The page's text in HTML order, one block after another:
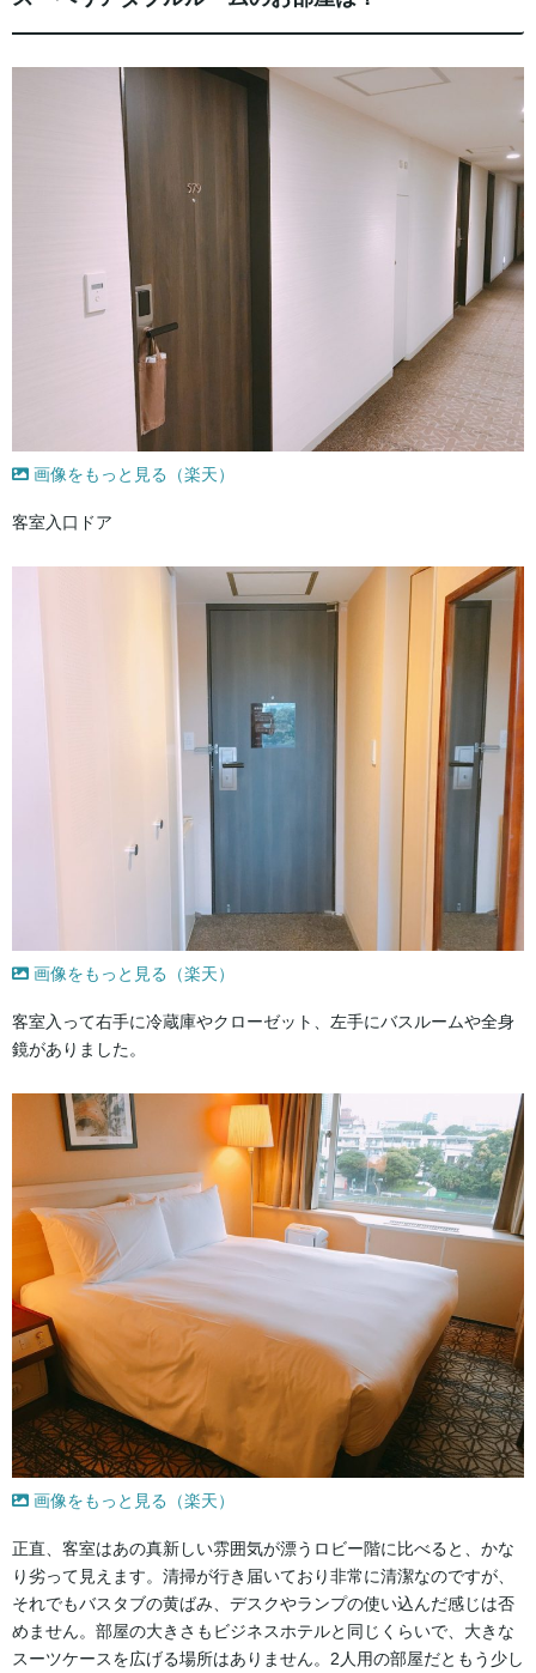
画像をもっと見る（楽天）
客室入口ドア
画像をもっと見る（楽天）
客室入って右手に冷蔵庫やクローゼット、左手にバスルームや全身
鏡がありました。
画像をもっと見る（楽天）
正直、客室はあの真新しい雰囲気が漂うロビー階に比べると、かな
り劣って見えます。清掃が行き届いており非常に清潔なのですが、
それでもバスタブの黄ばみ、デスクやランプの使い込んだ感じは否
めません。部屋の大きさもビジネスホテルと同じくらいで、大きな
スーツケースを広げる場所はありません。2人用の部屋だともう少し